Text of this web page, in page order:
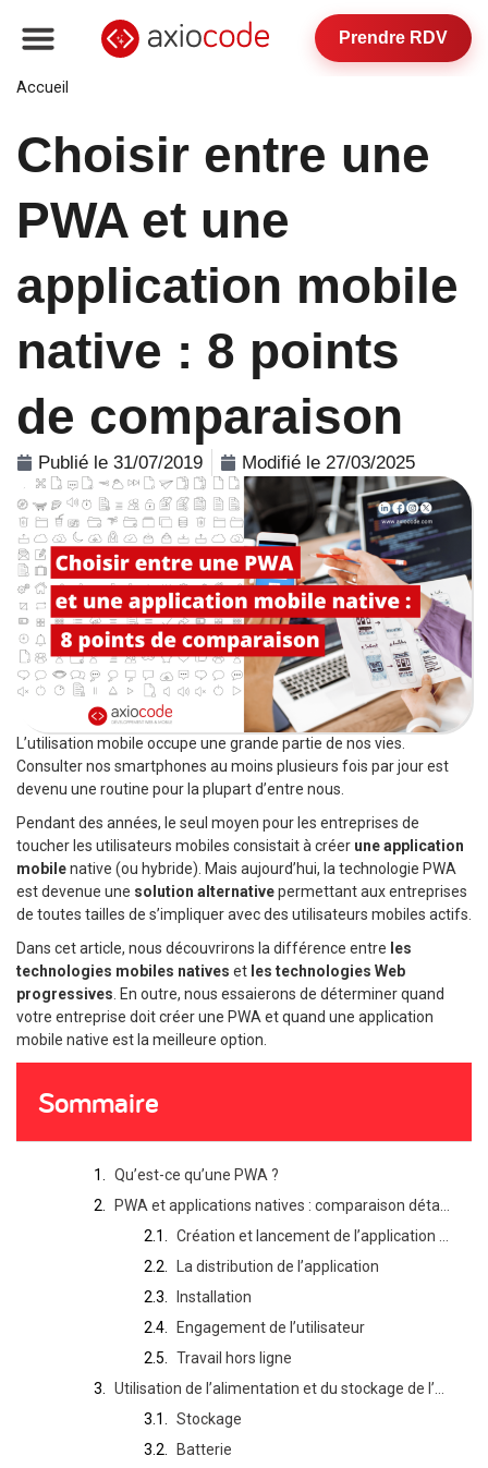
Prendre RDV
Accueil
Choisir entre une
PWA et une
application mobile
native : 8 points
de comparaison
Publié le 31/07/2019 Modifié le 27/03/2025
L’utilisation mobile occupe une grande partie de nos vies.
Consulter nos smartphones au moins plusieurs fois par jour est
devenu une routine pour la plupart d’entre nous.
Pendant des années, le seul moyen pour les entreprises de
toucher les utilisateurs mobiles consistait à créer une application
mobilenative (ou hybride). Mais aujourd’hui, la technologie PWA
est devenue une solution alternativepermettant aux entreprises
de toutes tailles de s’impliquer avec des utilisateurs mobiles actifs.
Dans cet article, nous découvrirons la différence entre les
technologies mobiles natives et les technologies Web
progressives . En outre, nous essaierons de déterminer quand
votre entreprise doit créer une PWA et quand une application
mobile native est la meilleure option.
Sommaire
Qu’est-ce qu’une PWA ?
La distribution de l’application
Installation
Engagement de l’utilisateur
Travail hors ligne
Stockage
Batterie